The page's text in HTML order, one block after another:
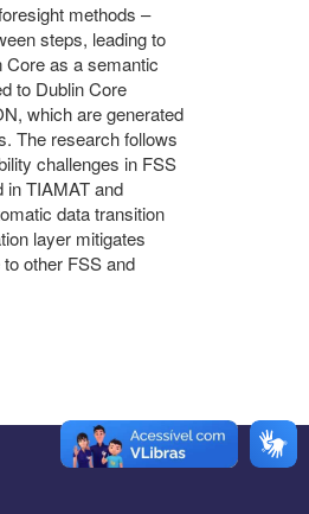
methods –
steps, leading to
Core as a semantic
to Dublin Core
which are generated
The research follows
challenges in FSS
in TIAMAT and
data transition
layer mitigates
other FSS and